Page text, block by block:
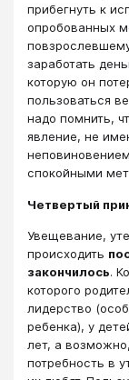
прибегнуть к
опробованных
заработать
которую он
пользоваться
надо помнить,
явление, не
спокойными
Четвертый
Увещевание,
происходить
закончилось.
которого
лидерство
ребенка), у
лет, а
потребность в